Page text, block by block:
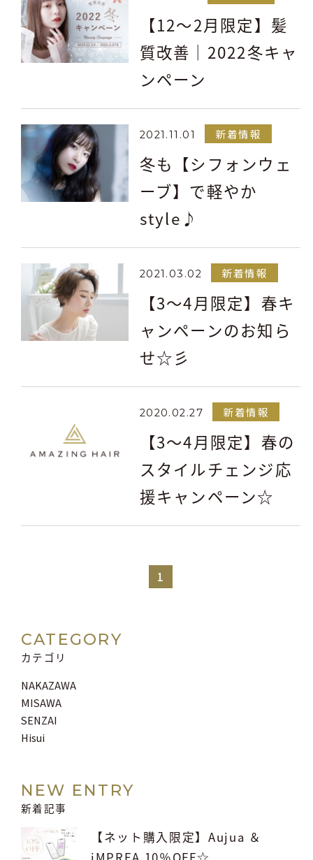
【12～2月限定】髪
質改善｜2022冬キャ
ンペーン
2021.11.01 新着情報
冬も【シフォンウェ
ーブ】で軽やか
style♪
2021.03.02 新着情報
【3～4月限定】春キ
ャンペーンのお知ら
せ☆彡
2020.02.27 新着情報
【3～4月限定】春の
スタイルチェンジ応
援キャンペーン☆
1
CATEGORY
カテゴリ
NAKAZAWA
MISAWA
SENZAI
Hisui
NEW ENTRY
新着記事
【ネット購入限定】Aujua ＆